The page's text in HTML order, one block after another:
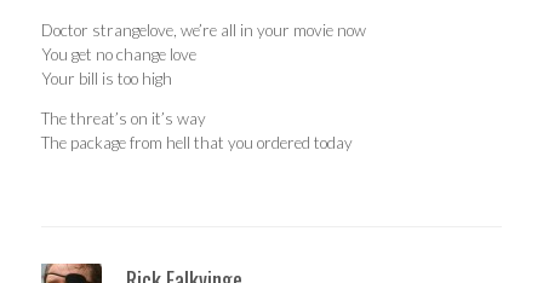
Doctor strangelove, we’re all in your movie now
You get no change love
Your bill is too high
The threat’s on it’s way
The package from hell that you ordered today